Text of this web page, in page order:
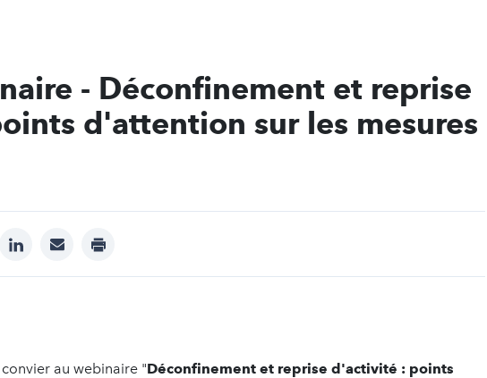
- Déconfinement et reprise
d'attention sur les mesures
linkedinmail print
au webinaire "Déconfinement et reprise d'activité : points